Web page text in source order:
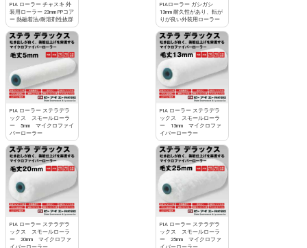
PIA ローラー チャスキ 外
装用ローラー 23mm PPコア
ー 熱融着法/耐溶剤性抜群
PIAローラー ガシガシ
13mm 耐久性があり、転が
りが良い外装用ローラー
PIA ローラー ステラデラ
ックス スモールローラ
ー 5mm マイクロファイ
バーローラー
PIA ローラー ステラデラ
ックス スモールローラ
ー 13mm マイクロファ
イバーローラー
PIA ローラー ステラデラ
ックス スモールローラ
ー 20mm マイクロファ
PIA ローラー ステラデラ
ックス スモールローラ
ー 25mm マイクロファ